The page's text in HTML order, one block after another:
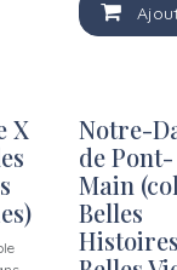
X
Notre-
de Pont-
Main
Belles
Histoires